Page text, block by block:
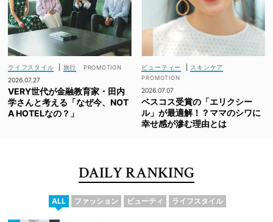
ライフスタイル
旅行
2026.07.27
VERY世代が金融教育家・田内
学さんと考える「なぜ今、NOT
A HOTELなの？」
ビューティー スキンケア
2026.07.07
ベスコス受賞の「エリクシー
ル」が最適解！？ママのシワに
幸せ感が滲む理由とは
DAILY RANKING
ALL ファッション ビューティ ライフスタイル